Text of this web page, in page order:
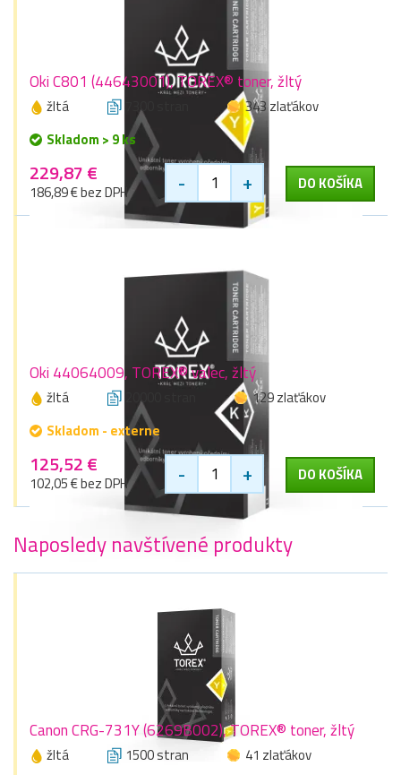
Oki C801 (44643001), TOREX® toner, žltý
žltá 7300 stran
343 zlaťákov
Skladom > 9 ks
229,87 €
186,89 € bez DPH - + DO KOŠÍKA
Oki 44064009, TOREX® valec, žltý
žltá 20000 stran
129 zlaťákov
Skladom - externe
125,52 €
102,05 € bez DPH - + DO KOŠÍKA
Naposledy navštívené produkty
Canon CRG-731Y (6269B002), TOREX® toner, žltý
žltá 1500 stran 41 zlaťákov